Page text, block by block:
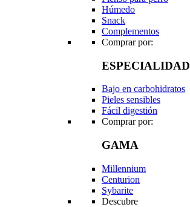
Húmedo
Snack
Complementos
Comprar por:
ESPECIALIDAD
Bajo en carbohidratos
Pieles sensibles
Fácil digestión
Comprar por:
GAMA
Millennium
Centurion
Sybarite
Descubre